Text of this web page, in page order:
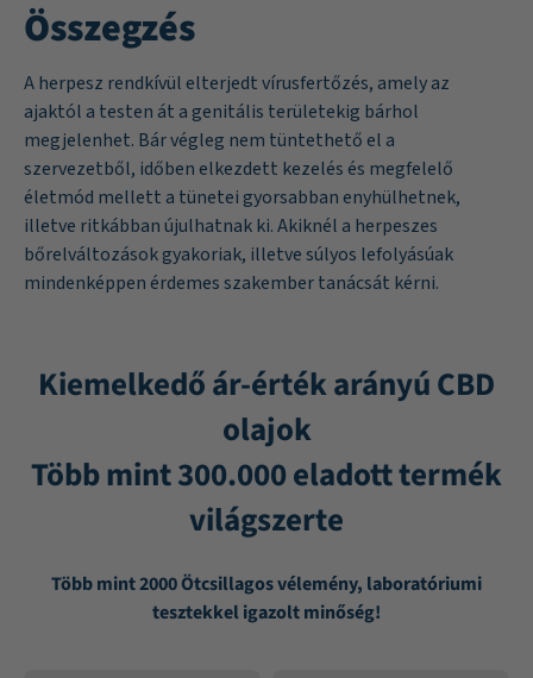
Összegzés
A herpesz rendkívül elterjedt vírusfertőzés, amely az
ajaktól a testen át a genitális területekig bárhol
megjelenhet. Bár végleg nem tüntethető el a
szervezetből, időben elkezdett kezelés és megfelelő
életmód mellett a tünetei gyorsabban enyhülhetnek,
illetve ritkábban újulhatnak ki. Akiknél a herpeszes
bőrelváltozások gyakoriak, illetve súlyos lefolyásúak
mindenképpen érdemes szakember tanácsát kérni.
Kiemelkedő ár-érték arányú CBD
olajok
Több mint 300.000 eladott termék
világszerte
Több mint 2000 Ötcsillagos vélemény, laboratóriumi
tesztekkel igazolt minőség!